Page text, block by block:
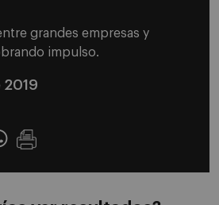
grandes empresas y
impulso.
2019